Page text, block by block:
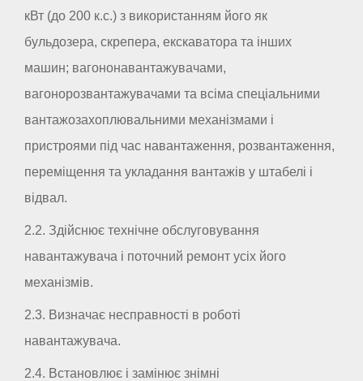
кВт (до 200 к.с.) з використанням його як
бульдозера, скрепера, екскаватора та інших
машин; вагононавантажувачами,
вагонорозвантажувачами та всіма спеціальними
вантажозахоплювальними механізмами і
пристроями під час навантаження, розвантаження,
переміщення та укладання вантажів у штабелі і
відвал.
2.2. Здійснює технічне обслуговування
навантажувача і поточний ремонт усіх його
механізмів.
2.3. Визначає несправності в роботі
навантажувача.
2.4. Встановлює і замінює знімні